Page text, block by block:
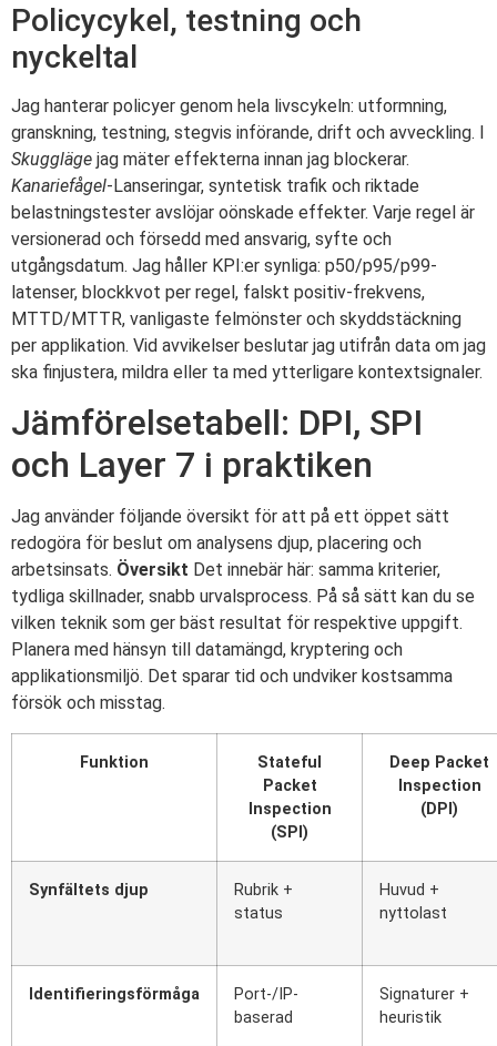
Policycykel, testning och
nyckeltal
Jag hanterar policyer genom hela livscykeln: utformning,
granskning, testning, stegvis införande, drift och avveckling. I
Skuggläge jag mäter effekterna innan jag blockerar.
Kanariefågel-Lanseringar, syntetisk trafik och riktade
belastningstester avslöjar oönskade effekter. Varje regel är
versionerad och försedd med ansvarig, syfte och
utgångsdatum. Jag håller KPI:er synliga: p50/p95/p99-
latenser, blockkvot per regel, falskt positiv-frekvens,
MTTD/MTTR, vanligaste felmönster och skyddstäckning
per applikation. Vid avvikelser beslutar jag utifrån data om jag
ska finjustera, mildra eller ta med ytterligare kontextsignaler.
Jämförelsetabell: DPI, SPI
och Layer 7 i praktiken
Jag använder följande översikt för att på ett öppet sätt
redogöra för beslut om analysens djup, placering och
arbetsinsats. Översikt Det innebär här: samma kriterier,
tydliga skillnader, snabb urvalsprocess. På så sätt kan du se
vilken teknik som ger bäst resultat för respektive uppgift.
Planera med hänsyn till datamängd, kryptering och
applikationsmiljö. Det sparar tid och undviker kostsamma
försök och misstag.
Funktion
Stateful
Packet
Inspection
(SPI)
Deep Packet
Inspection
(DPI)
Synfältets djup
Rubrik +
status
Huvud +
nyttolast
Identifieringsförmåga
Port-/IP-
baserad
Signaturer +
heuristik